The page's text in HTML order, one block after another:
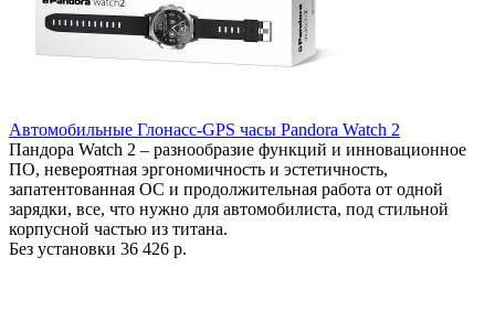
Автомобильные Глонасс-GPS часы Pandora Watch 2
Пандора Watch 2 – разнообразие функций и инновационное
ПО, невероятная эргономичность и эстетичность,
запатентованная ОС и продолжительная работа от одной
зарядки, все, что нужно для автомобилиста, под стильной
корпусной частью из титана.
Без установки 36 426 р.